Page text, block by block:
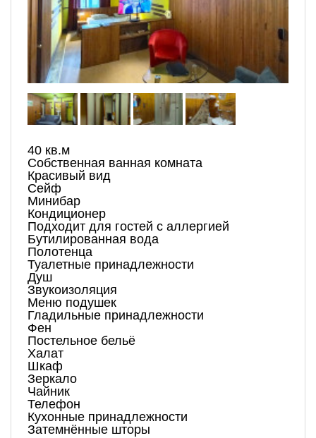
40 кв.м
Собственная ванная комната
Красивый вид
Сейф
Минибар
Кондиционер
Подходит для гостей с аллергией
Бутилированная вода
Полотенца
Туалетные принадлежности
Душ
Звукоизоляция
Меню подушек
Гладильные принадлежности
Фен
Постельное бельё
Халат
Шкаф
Зеркало
Чайник
Телефон
Кухонные принадлежности
Затемнённые шторы